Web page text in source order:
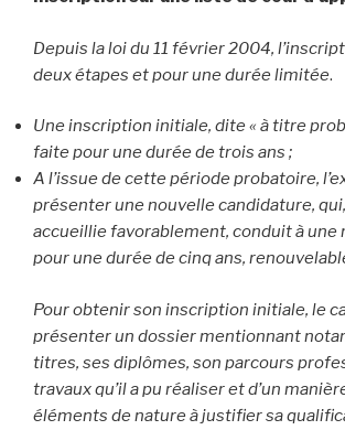
Depuis la loi du 11 février 2004,
deux étapes et pour une durée limitée.
Une inscription initiale, dite « à titre
faite pour une durée de trois ans ;
A l’issue de cette période probatoire,
présenter une nouvelle candidature,
accueillie favorablement, conduit à une
pour une durée de cinq ans,
Pour obtenir son inscription initiale, le
présenter un dossier mentionnant
titres, ses diplômes, son parcours
travaux qu’il a pu réaliser et d’un
éléments de nature à justifier sa